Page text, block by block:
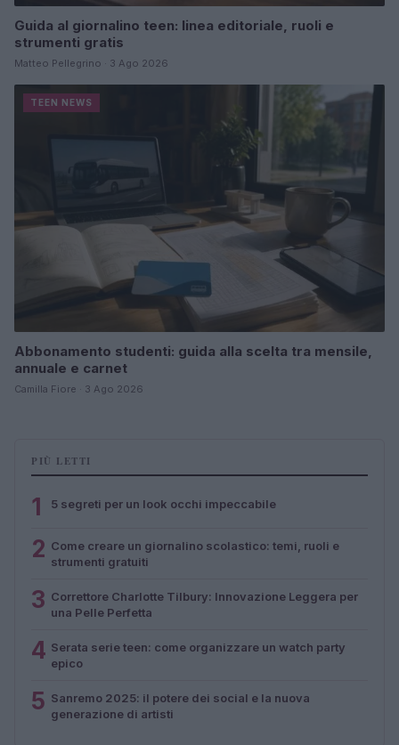
Guida al giornalino teen: linea editoriale, ruoli e
strumenti gratis
Matteo Pellegrino · 3 Ago 2026
TEEN NEWS
Abbonamento studenti: guida alla scelta tra mensile,
annuale e carnet
Camilla Fiore · 3 Ago 2026
PIÙ LETTI
1 5 segreti per un look occhi impeccabile
2 Come creare un giornalino scolastico: temi, ruoli e
strumenti gratuiti
3 Correttore Charlotte Tilbury: Innovazione Leggera per
una Pelle Perfetta
4 Serata serie teen: come organizzare un watch party
epico
5 Sanremo 2025: il potere dei social e la nuova
generazione di artisti